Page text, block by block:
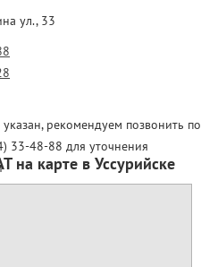
ул., 33
рекомендуем позвонить по
33-48-88 для уточнения
карте в Уссурийске